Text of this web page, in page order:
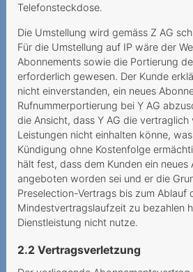
Telefonsteckdose.
Die Umstellung wird gemäss Z AG
Für die Umstellung auf IP wäre der
Abonnements sowie die Portierung
erforderlich gewesen. Der Kunde
nicht einverstanden, ein neues
Rufnummerportierung bei Y AG
die Ansicht, dass Y AG die vertraglich
Leistungen nicht einhalten könne,
Kündigung ohne Kostenfolge
hält fest, dass dem Kunden ein neues
angeboten worden sei und er die
Preselection-Vertrags bis zum Ablauf
Mindestvertragslaufzeit zu bezahlen
Dienstleistung nicht nutze.
2.2 Vertragsverletzung
Promotion
doppelt
Roaming
2021
Irreführende